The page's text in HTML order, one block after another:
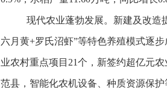
现代农业蓬勃发展。 新建及改造
六月黄+罗氏沼虾”等特色养殖模式逐
业农村重点项目 21个，新签约超亿元农
范县，智能化农机设备、种质资源保